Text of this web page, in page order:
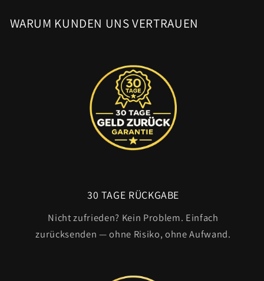
WARUM KUNDEN UNS VERTRAUEN
30 TAGE RÜCKGABE
Nicht zufrieden? Kein Problem. Einfach
zurücksenden — ohne Risiko, ohne Aufwand.